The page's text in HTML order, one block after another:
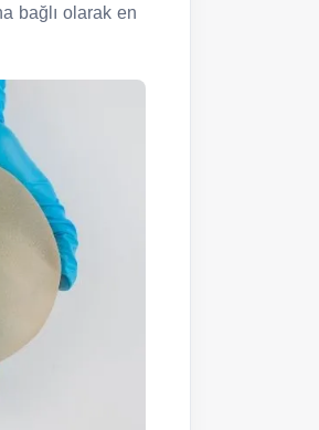
bağlı olarak en